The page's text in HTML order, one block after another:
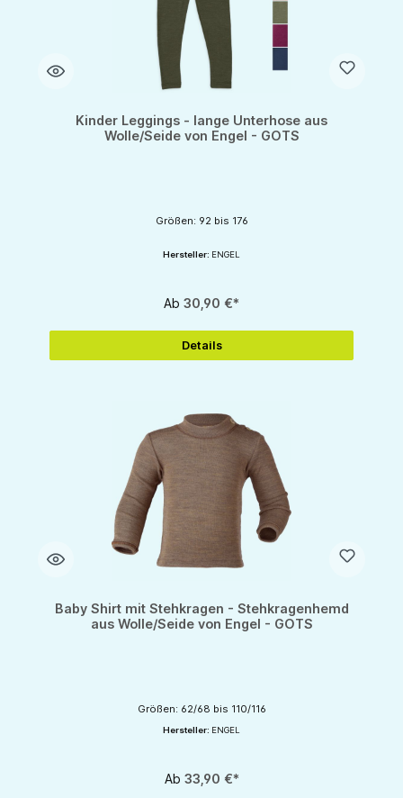
Kinder Leggings - lange Unterhose aus
Wolle/Seide von Engel - GOTS
Größen: 92 bis 176
Hersteller: ENGEL
Ab 30,90 €*
Details
Baby Shirt mit Stehkragen - Stehkragenhemd
aus Wolle/Seide von Engel - GOTS
Größen: 62/68 bis 110/116
Hersteller: ENGEL
Ab 33,90 €*